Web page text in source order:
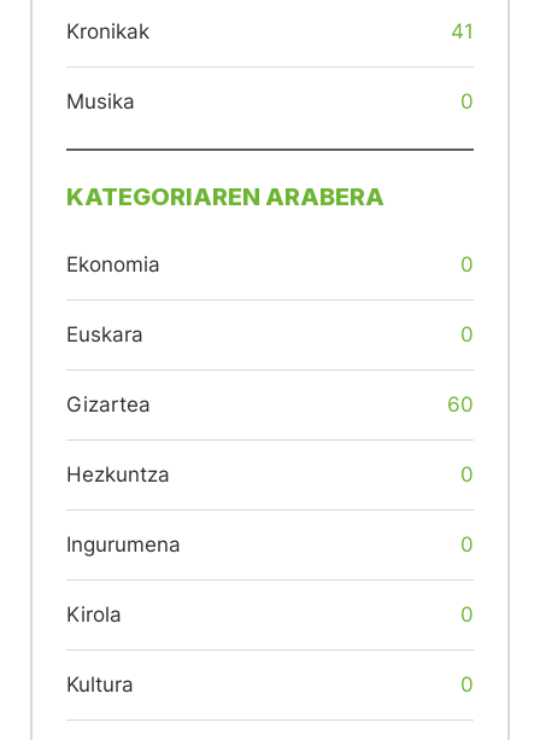
Kronikak 41
Musika 0
KATEGORIAREN ARABERA
Ekonomia 0
Euskara 0
Gizartea 60
Hezkuntza 0
Ingurumena 0
Kirola 0
Kultura 0